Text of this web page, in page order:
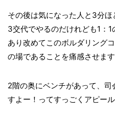
その後は気になった人と3分ほ
3交代でやるのだけれども1：
あり改めてこのボルダリング
の場であることを痛感させます
2階の奥にベンチがあって、
すよー！ってすっごくアピール